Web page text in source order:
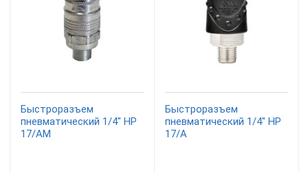
Быстроразъем
пневматический 1/4" HP
17/AM
Быстроразъем
пневматический 1/4" НP
17/A